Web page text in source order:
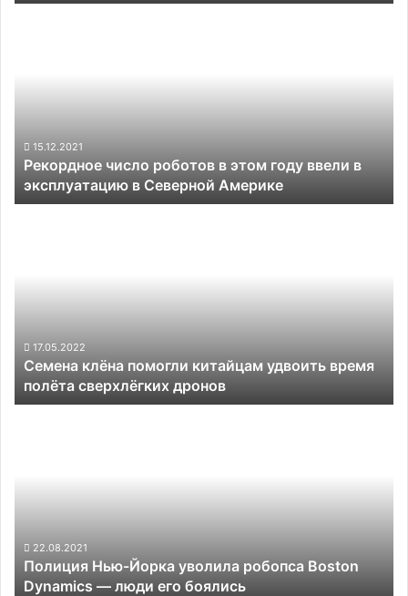
эксплуатацию
Северной
15.12.2021
Рекордное число роботов в этом году ввели в
эксплуатацию в Северной Америке
сверхлёгких
дронов
17.05.2022
Семена клёна помогли китайцам удвоить время
полёта сверхлёгких дронов
люди
его
боялись
22.08.2021
Полиция Нью-Йорка уволила робопса Boston
Dynamics — люди его боялись